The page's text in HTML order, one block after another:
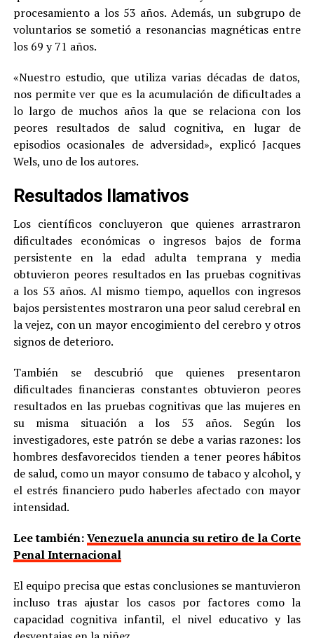
procesamiento a los 53 años. Además, un subgrupo de
voluntarios se sometió a resonancias magnéticas entre
los 69 y 71 años.
«Nuestro estudio, que utiliza varias décadas de datos,
nos permite ver que es la acumulación de dificultades a
lo largo de muchos años la que se relaciona con los
peores resultados de salud cognitiva, en lugar de
episodios ocasionales de adversidad», explicó Jacques
Wels, uno de los autores.
Resultados llamativos
Los científicos concluyeron que quienes arrastraron
dificultades económicas o ingresos bajos de forma
persistente en la edad adulta temprana y media
obtuvieron peores resultados en las pruebas cognitivas
a los 53 años. Al mismo tiempo, aquellos con ingresos
bajos persistentes mostraron una peor salud cerebral en
la vejez, con un mayor encogimiento del cerebro y otros
signos de deterioro.
También se descubrió que quienes presentaron
dificultades financieras constantes obtuvieron peores
resultados en las pruebas cognitivas que las mujeres en
su misma situación a los 53 años. Según los
investigadores, este patrón se debe a varias razones: los
hombres desfavorecidos tienden a tener peores hábitos
de salud, como un mayor consumo de tabaco y alcohol, y
el estrés financiero pudo haberles afectado con mayor
intensidad.
Lee también:Venezuela anuncia su retiro de la Corte
Penal Internacional
El equipo precisa que estas conclusiones se mantuvieron
incluso tras ajustar los casos por factores como la
capacidad cognitiva infantil, el nivel educativo y las